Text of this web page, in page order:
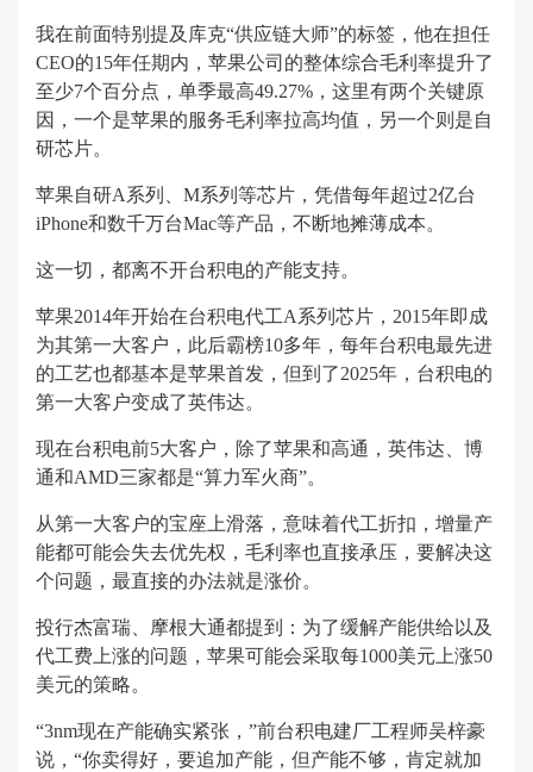
我在前面特别提及库克“供应链大师”的标签，他在担任
CEO的15年任期内，苹果公司的整体综合毛利率提升了
至少7个百分点，单季最高49.27%，这里有两个关键原
因，一个是苹果的服务毛利率拉高均值，另一个则是自
研芯片。
苹果自研A系列、M系列等芯片，凭借每年超过2亿台
iPhone和数千万台Mac等产品，不断地摊薄成本。
这一切，都离不开台积电的产能支持。
苹果2014年开始在台积电代工A系列芯片，2015年即成
为其第一大客户，此后霸榜10多年，每年台积电最先进
的工艺也都基本是苹果首发，但到了2025年，台积电的
第一大客户变成了英伟达。
现在台积电前5大客户，除了苹果和高通，英伟达、博
通和AMD三家都是“算力军火商”。
从第一大客户的宝座上滑落，意味着代工折扣，增量产
能都可能会失去优先权，毛利率也直接承压，要解决这
个问题，最直接的办法就是涨价。
投行杰富瑞、摩根大通都提到：为了缓解产能供给以及
代工费上涨的问题，苹果可能会采取每1000美元上涨50
美元的策略。
“3nm现在产能确实紧张，”前台积电建厂工程师吴梓豪
说，“你卖得好，要追加产能，但产能不够，肯定就加